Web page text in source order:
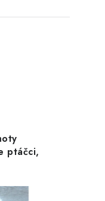
ptáčci,